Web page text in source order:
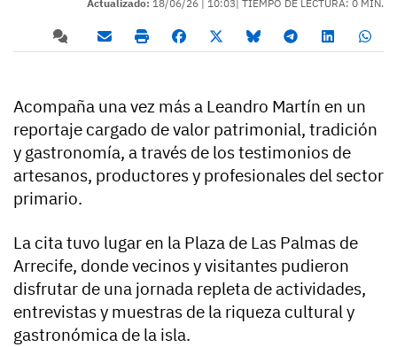
Actualizado: 18/06/26 | 10:03| TIEMPO DE LECTURA: 0 MIN.
Acompaña una vez más a Leandro Martín en un
reportaje cargado de valor patrimonial, tradición
y gastronomía, a través de los testimonios de
artesanos, productores y profesionales del sector
primario.
La cita tuvo lugar en la Plaza de Las Palmas de
Arrecife, donde vecinos y visitantes pudieron
disfrutar de una jornada repleta de actividades,
entrevistas y muestras de la riqueza cultural y
gastronómica de la isla.